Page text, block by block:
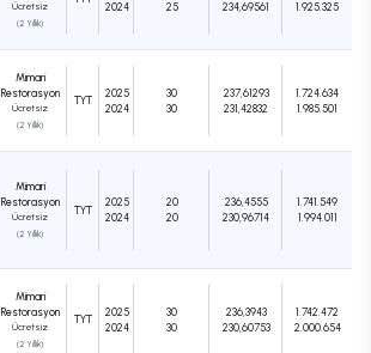
Ücretsiz
(2 Yıllık)
2024 25 234,69561 1.925.325
Mimari
Restorasyon
Ücretsiz
(2 Yıllık)
TYT
2025
2024
30
30
237,61293
231,42832
1.724.634
1.985.501
Mimari
Restorasyon
Ücretsiz
(2 Yıllık)
TYT
2025
2024
20
20
236,4555
230,96714
1.741.549
1.994.011
Mimari
Restorasyon
Ücretsiz
(2 Yıllık)
TYT
2025
2024
30
30
236,3943
230,60753
1.742.472
2.000.654